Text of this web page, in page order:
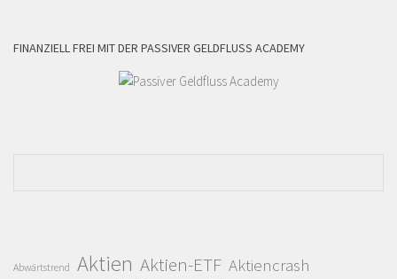
FINANZIELL FREI MIT DER PASSIVER GELDFLUSS ACADEMY
Abwärtstrend Aktien Aktien-ETF Aktiencrash